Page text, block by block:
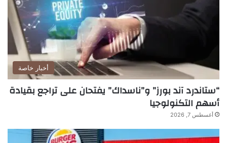
أخبار خاصة
“ستاندرد آند بورز” و”ناسداك” يفتحان على تراجع بقيادة
أسهم التكنولوجيا
أغسطس 7, 2026